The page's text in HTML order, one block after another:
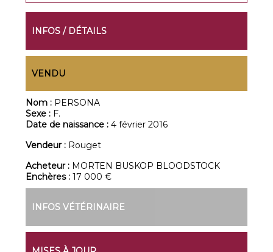
INFOS / DÉTAILS
VENDU
Nom : PERSONA
Sexe : F.
Date de naissance :4 février 2016
Vendeur : Rouget
Acheteur : MORTEN BUSKOP BLOODSTOCK
Enchères :17 000 €
INFOS VÉTÉRINAIRE